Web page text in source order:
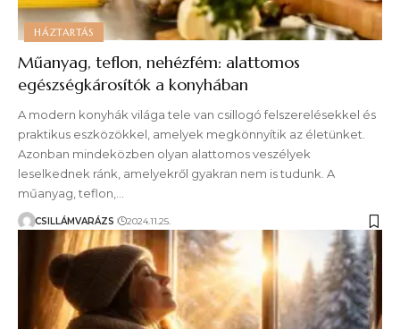
HÁZTARTÁS
Műanyag, teflon, nehézfém: alattomos
egészségkárosítók a konyhában
A modern konyhák világa tele van csillogó felszerelésekkel és
praktikus eszközökkel, amelyek megkönnyítik az életünket.
Azonban mindeközben olyan alattomos veszélyek
leselkednek ránk, amelyekről gyakran nem is tudunk. A
műanyag, teflon,…
CSILLÁMVARÁZS 2024.11.25.